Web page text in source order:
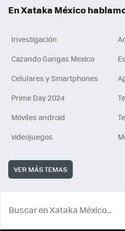
En Xataka México
Investigación
Cazando Gangas Mexico
Celulares y Smartphones
Prime Day 2024
Móviles android
videojuegos
VER MÁS TEMAS